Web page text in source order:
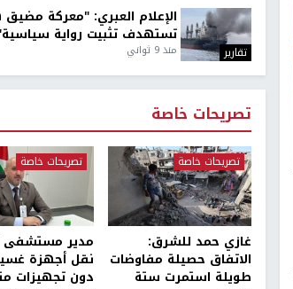
تقارير
الإعلام العبري: "معركة
تستهدف تثبيت رواية
منذ 9 ثواني
تصريحات خاصة
تصريحات خاصة
غازي حمد للشرق:
الاتفاق حصيلة مفاوضات
طويلة استمرت ستة
تصريحات خاصة
مدير مستشفى
نقل أجهزة
دون تجهيزات